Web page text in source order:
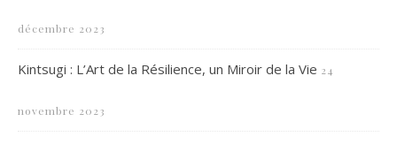
décembre 2023
Kintsugi : L’Art de la Résilience, un Miroir de la Vie 24
novembre 2023